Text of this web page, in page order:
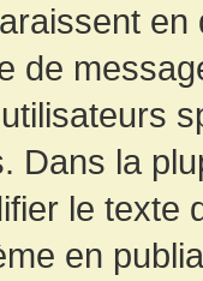
en
de
Dans la
le texte
en